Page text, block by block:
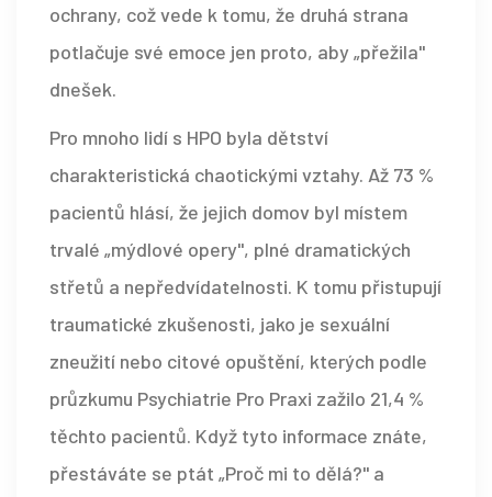
ochrany, což vede k tomu, že druhá strana
potlačuje své emoce jen proto, aby „přežila"
dnešek.
Pro mnoho lidí s HPO byla dětství
charakteristická chaotickými vztahy. Až 73 %
pacientů hlásí, že jejich domov byl místem
trvalé „mýdlové opery", plné dramatických
střetů a nepředvídatelnosti. K tomu přistupují
traumatické zkušenosti, jako je sexuální
zneužití nebo citové opuštění, kterých podle
průzkumu Psychiatrie Pro Praxi zažilo 21,4 %
těchto pacientů. Když tyto informace znáte,
přestáváte se ptát „Proč mi to dělá?" a